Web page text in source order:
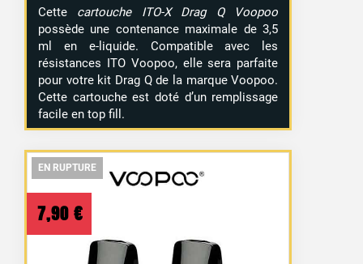
Cette cartouche ITO-X Drag Q Voopoo
possède une contenance maximale de 3,5
ml en e-liquide. Compatible avec les
résistances ITO Voopoo, elle sera parfaite
pour votre kit Drag Q de la marque Voopoo.
Cette cartouche est doté d’un remplissage
facile en top fill.
EN RUPTURE
EN RUPTURE
7,90 €
EN RUPTURE